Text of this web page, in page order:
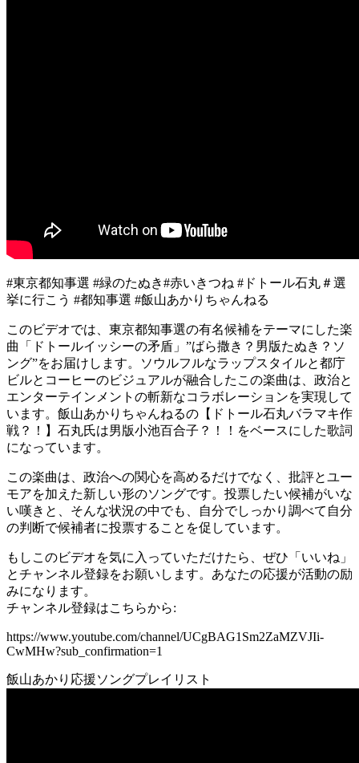
#東京都知事選 #緑のたぬき#赤いきつね #ドトール石丸＃選
挙に行こう #都知事選 #飯山あかりちゃんねる
このビデオでは、東京都知事選の有名候補をテーマにした楽
曲「ドトールイッシーの矛盾」”ばら撒き？男版たぬき？ソ
ング”をお届けします。ソウルフルなラップスタイルと都庁
ビルとコーヒーのビジュアルが融合したこの楽曲は、政治と
エンターテインメントの斬新なコラボレーションを実現して
います。飯山あかりちゃんねるの【ドトール石丸バラマキ作
戦？！】石丸氏は男版小池百合子？！！をベースにした歌詞
になっています。
この楽曲は、政治への関心を高めるだけでなく、批評とユー
モアを加えた新しい形のソングです。投票したい候補がいな
い嘆きと、そんな状況の中でも、自分でしっかり調べて自分
の判断で候補者に投票することを促しています。
もしこのビデオを気に入っていただけたら、ぜひ「いいね」
とチャンネル登録をお願いします。あなたの応援が活動の励
みになります。
チャンネル登録はこちらから:
https://www.youtube.com/channel/UCgBAG1Sm2ZaMZVJIi-
CwMHw?sub_confirmation=1
飯山あかり応援ソングプレイリスト